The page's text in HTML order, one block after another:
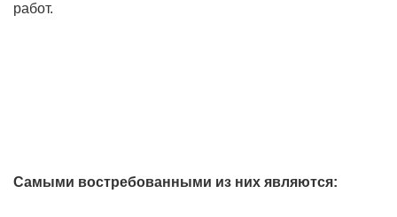
работ.
Самыми востребованными из них являются: